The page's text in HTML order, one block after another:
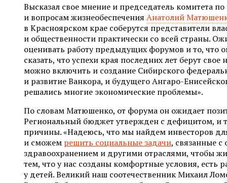
Высказал свое мнение и председатель комитета
и вопросам жизнеобеспечения Анатолий
в Красноярском крае соберутся представители
и общественности практически со всей страны.
оценивать работу предыдущих форумов и то, что
сказать, что успехи края последних лет берут
можно включить и создание Сибирского
и развитие Ванкора, и будущего Ангаро-
решались многие экономические проблемы».
По словам Матюшенко, от форума он ожидает
Региональный бюджет утвержден с дефицитом, и
причины. «Надеюсь, что мы найдем инвесторов
и сможем решить социальные задачи, связанные с
здравоохранением и другими отраслями, чтобы
тем, что у нас созданы комфортные условия, есть
у детей. Великий наш соотечественник Михаил